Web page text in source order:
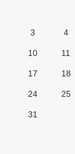
3 4
10 11
17 18
24 25
31